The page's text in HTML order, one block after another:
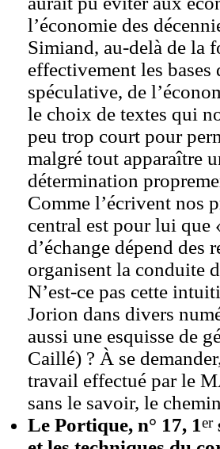
l’économie des
Simiand, au-delà de la
effectivement les
spéculative, de
le choix de textes qui
peu trop court pour
malgré tout apparaître
détermination
Comme l’écrivent nos
central est pour lui que
d’échange dépend des
organisent la conduite
N’est-ce pas cette
Jorion dans divers
aussi une esquisse de
Caillé) ? À se
travail effectué par le
sans le savoir, le
Le Portique, n° 17, 1er